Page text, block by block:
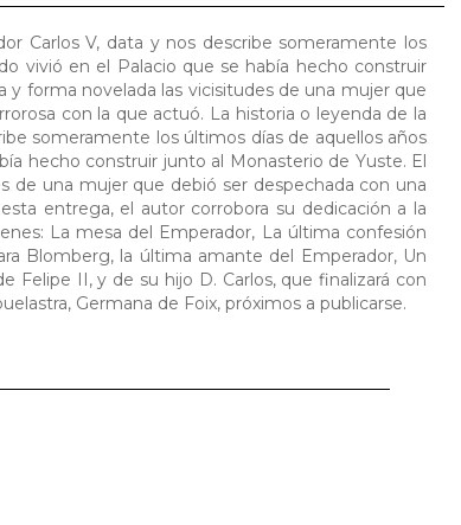
Carlos V, data y nos describe someramente los
vivió en el Palacio que se había hecho construir
forma novelada las vicisitudes de una mujer que
con la que actuó. La historia o leyenda de la
someramente los últimos días de aquellos años
hecho construir junto al Monasterio de Yuste. El
de una mujer que debió ser despechada con una
entrega, el autor corrobora su dedicación a la
La mesa del Emperador, La última confesión
Blomberg, la última amante del Emperador, Un
Felipe II, y de su hijo D. Carlos, que finalizará con
Germana de Foix, próximos a publicarse.